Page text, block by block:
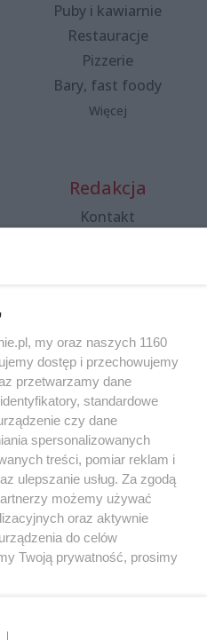
Puby i kawiarnie
Restauracje
Pizzerie
Bary, fast foody
Więcej
Redakcja
Kontakt
Specjalny koncert z okazji
20. urodzin portalu
wSzczecinie.pl
Regulamin konkursów
śniadaniówka "Hej
Szczecin! Jest piątek!"
my oraz naszych 1160
dostęp i przechowujemy
przetwarzamy dane
standardowe
czy dane
spersonalizowanych
treści, pomiar reklam i
ulepszanie usług. Za zgodą
możemy używać
oraz aktywnie
do celów
Twoją prywatność, prosimy
lewym dolnym rogu strony